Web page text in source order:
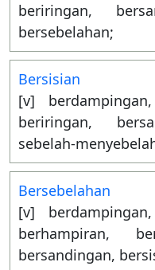
beriringan,
bersebelahan;
Bersisian
[v]
beriringan,
sebelah-
Bersebelahan
[v]
berhampiran,
bersandingan,